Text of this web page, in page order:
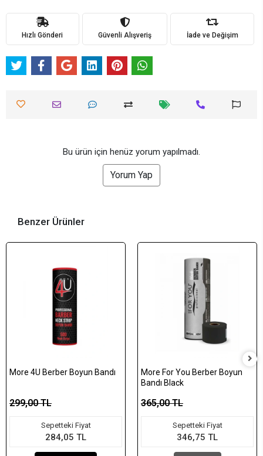
Hızlı Gönderi Güvenli Alışveriş İade ve Değişim
Bu ürün için henüz yorum yapılmadı.
Yorum Yap
Benzer Ürünler
More 4U Berber Boyun Bandı
299,00 TL
Sepetteki Fiyat
284,05 TL
More For You Berber Boyun
Bandı Black
365,00 TL
Sepetteki Fiyat
346,75 TL